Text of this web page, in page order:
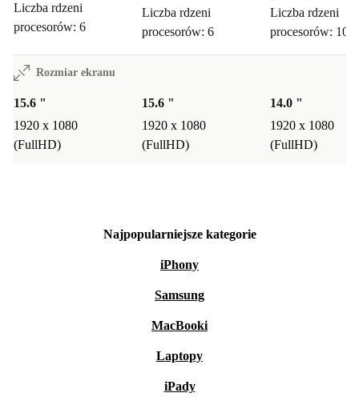
Liczba rdzeni
procesorów: 6
Liczba rdzeni
procesorów: 6
Liczba rdzeni
procesorów: 10
Rozmiar ekranu
15.6 "
1920 x 1080
(FullHD)
15.6 "
1920 x 1080
(FullHD)
14.0 "
1920 x 1080
(FullHD)
Najpopularniejsze kategorie
iPhony
Samsung
MacBooki
Laptopy
iPady